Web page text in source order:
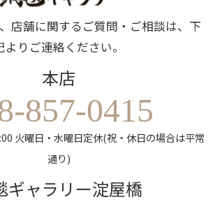
店舗に関するご質問・ご相談は、下
よりご連絡ください。
本店
857-0415
火曜日・水曜日定休(祝・休日の場合は平常
通り)
ギャラリー淀屋橋